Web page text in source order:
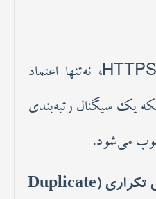
استفاده از پروتکل امن HTTPS، نه‌تنها اعتماد
سیگنال رتبه‌بندی
می‌شود.
رفع مشکلات محتوای تکراری (Duplicate